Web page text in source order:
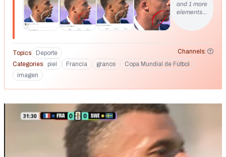
and 1 more
elements…
Topics Deporte
Channels:
Categories
piel Francia granos
Copa Mundial de Fútbol
imagen